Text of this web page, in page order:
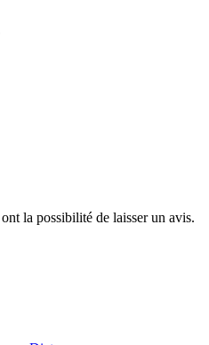
la possibilité de laisser un avis.